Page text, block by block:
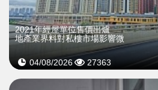
2021年經屋單位售價出爐
地產業界料對私樓市場影響微
04/08/2026 27363